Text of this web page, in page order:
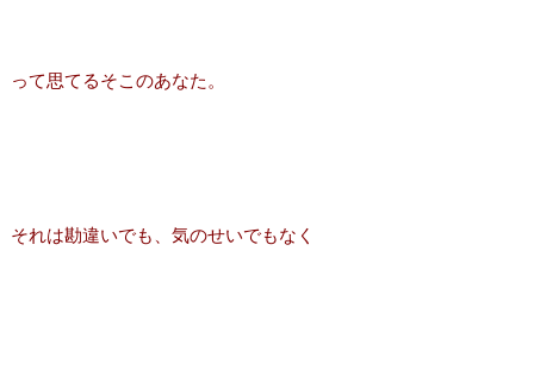
って思てるそこのあなた。
それは勘違いでも、気のせいでもなく